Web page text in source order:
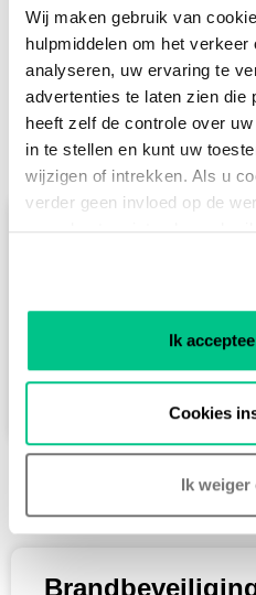
Wij maken gebruik van
hulpmiddelen om het verkeer
analyseren, uw ervaring te
advertenties te laten zien die
heeft zelf de controle over
in te stellen en kunt uw
wijzigen of intrekken. Als u
verder geen invloed op de
maar kunt u niet volop
Ik
Cookies
Ik weiger
Verwante
Beveiliging
De datacenters van
sterke focus op digitale
beveiliging om de
betrouwbare omgeving
bedrijfskritische